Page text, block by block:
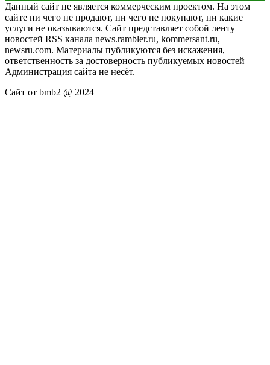
Данный сайт не является коммерческим проектом. На этом
сайте ни чего не продают, ни чего не покупают, ни какие
услуги не оказываются. Сайт представляет собой ленту
новостей RSS канала news.rambler.ru, kommersant.ru,
newsru.com. Материалы публикуются без искажения,
ответственность за достоверность публикуемых новостей
Администрация сайта не несёт.
Сайт от bmb2 @ 2024